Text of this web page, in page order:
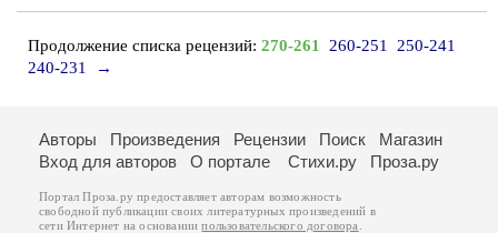
Продолжение списка рецензий: 270-261 260-251
250-241
240-231
→
Авторы Произведения Рецензии Поиск
Магазин
Вход для авторов
О портале Стихи.ру Проза.ру
Портал Проза.ру предоставляет авторам возможность
свободной публикации своих литературных произведений в
сети Интернет на основаниипользовательского договора